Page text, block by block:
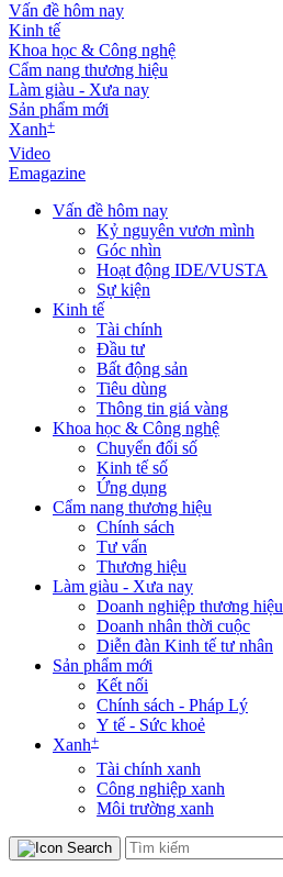
Vấn đề hôm nay
Kinh tế
Khoa học & Công nghệ
Cẩm nang thương hiệu
Làm giàu - Xưa nay
Sản phẩm mới
Xanh+
Video
Emagazine
Vấn đề hôm nay
Kỷ nguyên vươn mình
Góc nhìn
Hoạt động IDE/VUSTA
Sự kiện
Kinh tế
Tài chính
Đầu tư
Bất động sản
Tiêu dùng
Thông tin giá vàng
Khoa học & Công nghệ
Chuyển đổi số
Kinh tế số
Ứng dụng
Cẩm nang thương hiệu
Chính sách
Tư vấn
Thương hiệu
Làm giàu - Xưa nay
Doanh nghiệp thương hiệu
Doanh nhân thời cuộc
Diễn đàn Kinh tế tư nhân
Sản phẩm mới
Kết nối
Chính sách - Pháp Lý
Y tế - Sức khoẻ
Xanh+
Tài chính xanh
Công nghiệp xanh
Môi trường xanh